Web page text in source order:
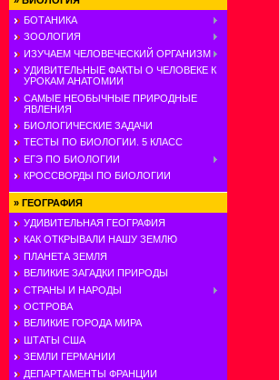
БОТАНИКА
ЗООЛОГИЯ
ИЗУЧАЕМ ЧЕЛОВЕЧЕСКИЙ ОРГАНИЗМ
УДИВИТЕЛЬНЫЕ ФАКТЫ О ЧЕЛОВЕКЕ К
УРОКАМ АНАТОМИИ
САМЫЕ НЕОБЫЧНЫЕ ПРИРОДНЫЕ
ЯВЛЕНИЯ
БИОЛОГИЧЕСКИЕ ЗАДАЧИ
ТЕСТЫ ПО БИОЛОГИИ. 5 КЛАСС
ЕГЭ ПО БИОЛОГИИ
КРОССВОРДЫ ПО БИОЛОГИИ
» ГЕОГРАФИЯ
УДИВИТЕЛЬНАЯ ГЕОГРАФИЯ
КАК ОТКРЫВАЛИ НАШУ ЗЕМЛЮ
ПЛАНЕТА ЗЕМЛЯ
ВЕЛИКИЕ ЗАГАДКИ ПРИРОДЫ
СТРАНЫ И НАРОДЫ
ОСТРОВА
ВЕЛИКИЕ ГОРОДА МИРА
ШТАТЫ США
ЗЕМЛИ ГЕРМАНИИ
ДЕПАРТАМЕНТЫ ФРАНЦИИ